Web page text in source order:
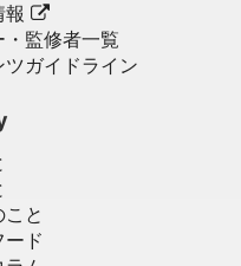
報
・監修者一覧
ツガイドライン
と
ド